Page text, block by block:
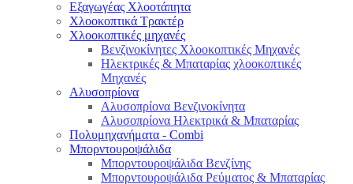
Εξαγωγέας Χλοοτάπητα
Χλοοκοπτικά Τρακτέρ
Χλοοκοπτικές μηχανές
Βενζινοκίνητες Χλοοκοπτικές Μηχανές
Ηλεκτρικές & Μπαταρίας χλοοκοπτικές
Μηχανές
Αλυσοπρίονα
Αλυσοπρίονα Βενζινοκίνητα
Αλυσοπρίονα Ηλεκτρικά & Μπαταρίας
Πολυμηχανήματα - Combi
Μπορντουροψάλιδα
Μπορντουροψάλιδα Βενζίνης
Μπορντουροψάλιδα Ρεύματος & Μπαταρίας